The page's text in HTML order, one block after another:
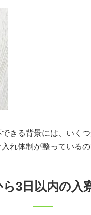
きる背景には、いく
れ体制が整っているの
3日以内の入